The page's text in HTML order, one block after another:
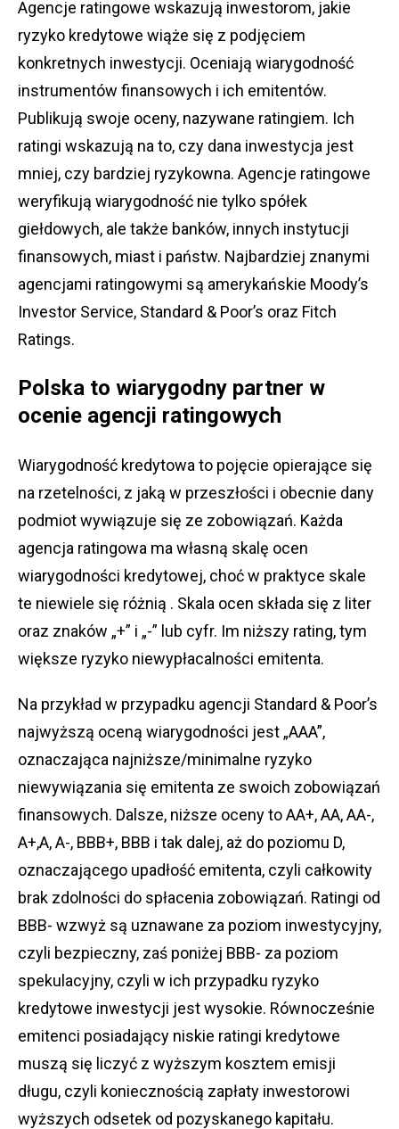
Agencje ratingowe wskazują inwestorom, jakie
ryzyko kredytowe wiąże się z podjęciem
konkretnych inwestycji. Oceniają wiarygodność
instrumentów finansowych i ich emitentów.
Publikują swoje oceny, nazywane ratingiem. Ich
ratingi wskazują na to, czy dana inwestycja jest
mniej, czy bardziej ryzykowna. Agencje ratingowe
weryfikują wiarygodność nie tylko spółek
giełdowych, ale także banków, innych instytucji
finansowych, miast i państw. Najbardziej znanymi
agencjami ratingowymi są amerykańskie Moody’s
Investor Service, Standard & Poor’s oraz Fitch
Ratings.
Polska to wiarygodny partner w
ocenie agencji ratingowych
Wiarygodność kredytowa to pojęcie opierające się
na rzetelności, z jaką w przeszłości i obecnie dany
podmiot wywiązuje się ze zobowiązań. Każda
agencja ratingowa ma własną skalę ocen
wiarygodności kredytowej, choć w praktyce skale
te niewiele się różnią . Skala ocen składa się z liter
oraz znaków „+” i „-” lub cyfr. Im niższy rating, tym
większe ryzyko niewypłacalności emitenta.
Na przykład w przypadku agencji Standard & Poor’s
najwyższą oceną wiarygodności jest „AAA”,
oznaczająca najniższe/minimalne ryzyko
niewywiązania się emitenta ze swoich zobowiązań
finansowych. Dalsze, niższe oceny to AA+, AA, AA-,
A+,A, A-, BBB+, BBB i tak dalej, aż do poziomu D,
oznaczającego upadłość emitenta, czyli całkowity
brak zdolności do spłacenia zobowiązań. Ratingi od
BBB- wzwyż są uznawane za poziom inwestycyjny,
czyli bezpieczny, zaś poniżej BBB- za poziom
spekulacyjny, czyli w ich przypadku ryzyko
kredytowe inwestycji jest wysokie. Równocześnie
emitenci posiadający niskie ratingi kredytowe
muszą się liczyć z wyższym kosztem emisji
długu, czyli koniecznością zapłaty inwestorowi
wyższych odsetek od pozyskanego kapitału.